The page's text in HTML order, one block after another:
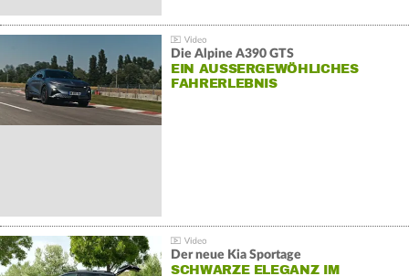
Die Alpine A390 GTS
EIN AUSSERGEWÖHLICHES F
AHRERLEBNIS
Der neue Kia Sportage
SCHWARZE ELEGANZ IM